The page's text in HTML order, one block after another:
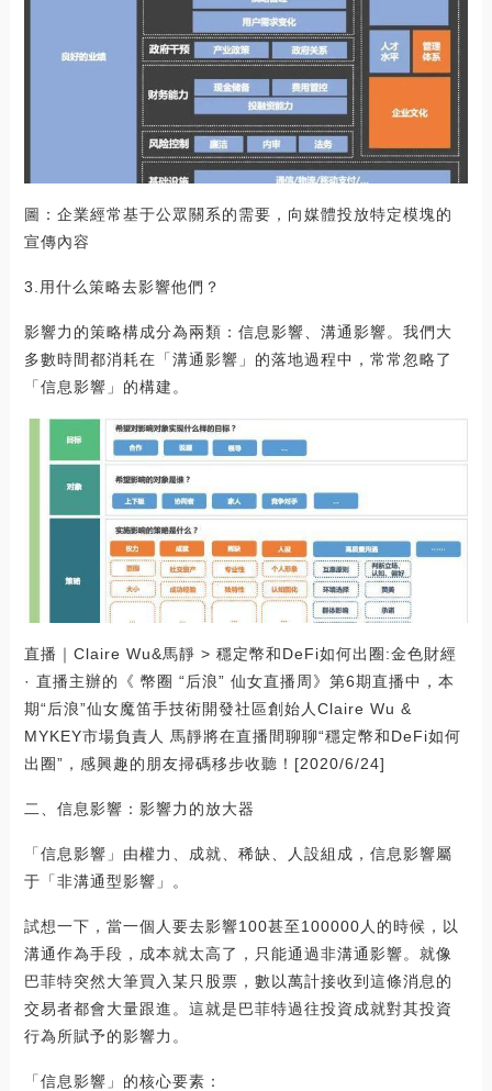
圖：企業經常基于公眾關系的需要，向媒體投放特定模塊的
宣傳內容
3.用什么策略去影響他們？
影響力的策略構成分為兩類：信息影響、溝通影響。我們大
多數時間都消耗在「溝通影響」的落地過程中，常常忽略了
「信息影響」的構建。
直播｜Claire Wu&馬靜 > 穩定幣和DeFi如何出圈:金色財經
· 直播主辦的《 幣圈 “后浪” 仙女直播周》第6期直播中，本
期“后浪”仙女魔笛手技術開發社區創始人Claire Wu &
MYKEY市場負責人 馬靜將在直播間聊聊“穩定幣和DeFi如何
出圈”，感興趣的朋友掃碼移步收聽！[2020/6/24]
二、信息影響：影響力的放大器
「信息影響」由權力、成就、稀缺、人設組成，信息影響屬
于「非溝通型影響」。
試想一下，當一個人要去影響100甚至100000人的時候，以
溝通作為手段，成本就太高了，只能通過非溝通影響。就像
巴菲特突然大筆買入某只股票，數以萬計接收到這條消息的
交易者都會大量跟進。這就是巴菲特過往投資成就對其投資
行為所賦予的影響力。
「信息影響」的核心要素：